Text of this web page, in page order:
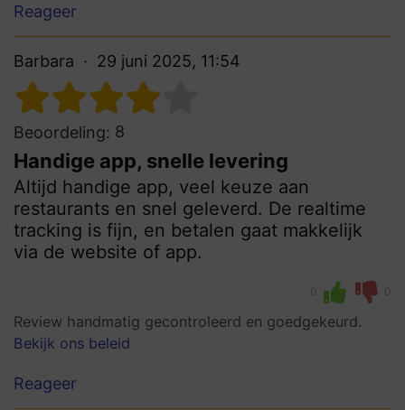
Reageer
Barbara 29 juni 2025, 11:54
Beoordeling: 8
Handige app, snelle levering
Altijd handige app, veel keuze aan
restaurants en snel geleverd. De realtime
tracking is fijn, en betalen gaat makkelijk
via de website of app.
0 0
Review handmatig gecontroleerd en goedgekeurd.
Bekijk ons beleid
Reageer